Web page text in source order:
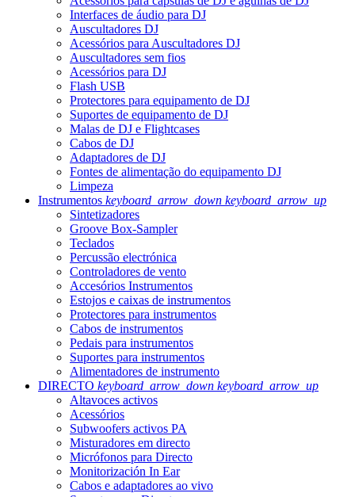
Interfaces de áudio para DJ
Auscultadores DJ
Acessórios para Auscultadores DJ
Auscultadores sem fios
Acessórios para DJ
Flash USB
Protectores para equipamento de DJ
Suportes de equipamento de DJ
Malas de DJ e Flightcases
Cabos de DJ
Adaptadores de DJ
Fontes de alimentação do equipamento DJ
Limpeza
Instrumentos keyboard_arrow_down keyboard_arrow_up
Sintetizadores
Groove Box-Sampler
Teclados
Percussão electrónica
Controladores de vento
Accesórios Instrumentos
Estojos e caixas de instrumentos
Protectores para instrumentos
Cabos de instrumentos
Pedais para instrumentos
Suportes para instrumentos
Alimentadores de instrumento
DIRECTO keyboard_arrow_down keyboard_arrow_up
Altavoces activos
Acessórios
Subwoofers activos PA
Misturadores em directo
Micrófonos para Directo
Monitorización In Ear
Cabos e adaptadores ao vivo